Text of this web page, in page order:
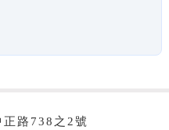
路738之2號